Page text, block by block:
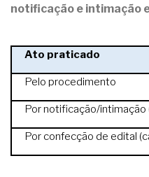
notificação e intimação
Ato praticado
Pelo procedimento
Por notificação/intimação
Por confecção de edital